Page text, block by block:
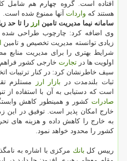
افتاده است. گروه چهارم هم شامل
هستند كه واردات آنها ممنوع شده است.
سامانه نیما مدیریت تامین ارز را تا حد
وی اضافه كرد: چارچوب طراحی شده
زیادی توانسته مدیریت تخصیص و تامین
شرایط بهتری را برای مدیریت
اولویت ها در تجارت خارجی كشور فراهم
سیف خاطرنشان كرد: در كنار ترتیبات
ثبات بلندمدت در بازار ارز مستلزم
است كه دستیابی به آن با استفاده از
صادرات كشور و همینطور كاهش
خارج امكان پذیر است. توفیق در این
به خارج را كاهش داده و هزینه های
كشور را محدود خواهد نمود.
رییس كل بانك مركزی با اشاره به